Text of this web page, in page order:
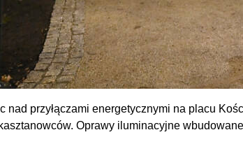
nad przyłączami energetycznymi na placu
kasztanowców. Oprawy iluminacyjne